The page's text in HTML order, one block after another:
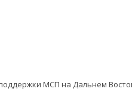
МСП на Дальнем